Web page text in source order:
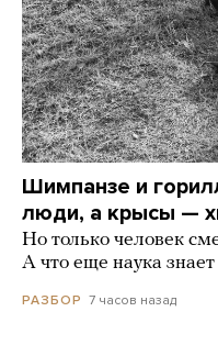
Шимпанзе и
люди, а крысы —
Но только человек
А что еще наука
РАЗБОР 7 часов назад